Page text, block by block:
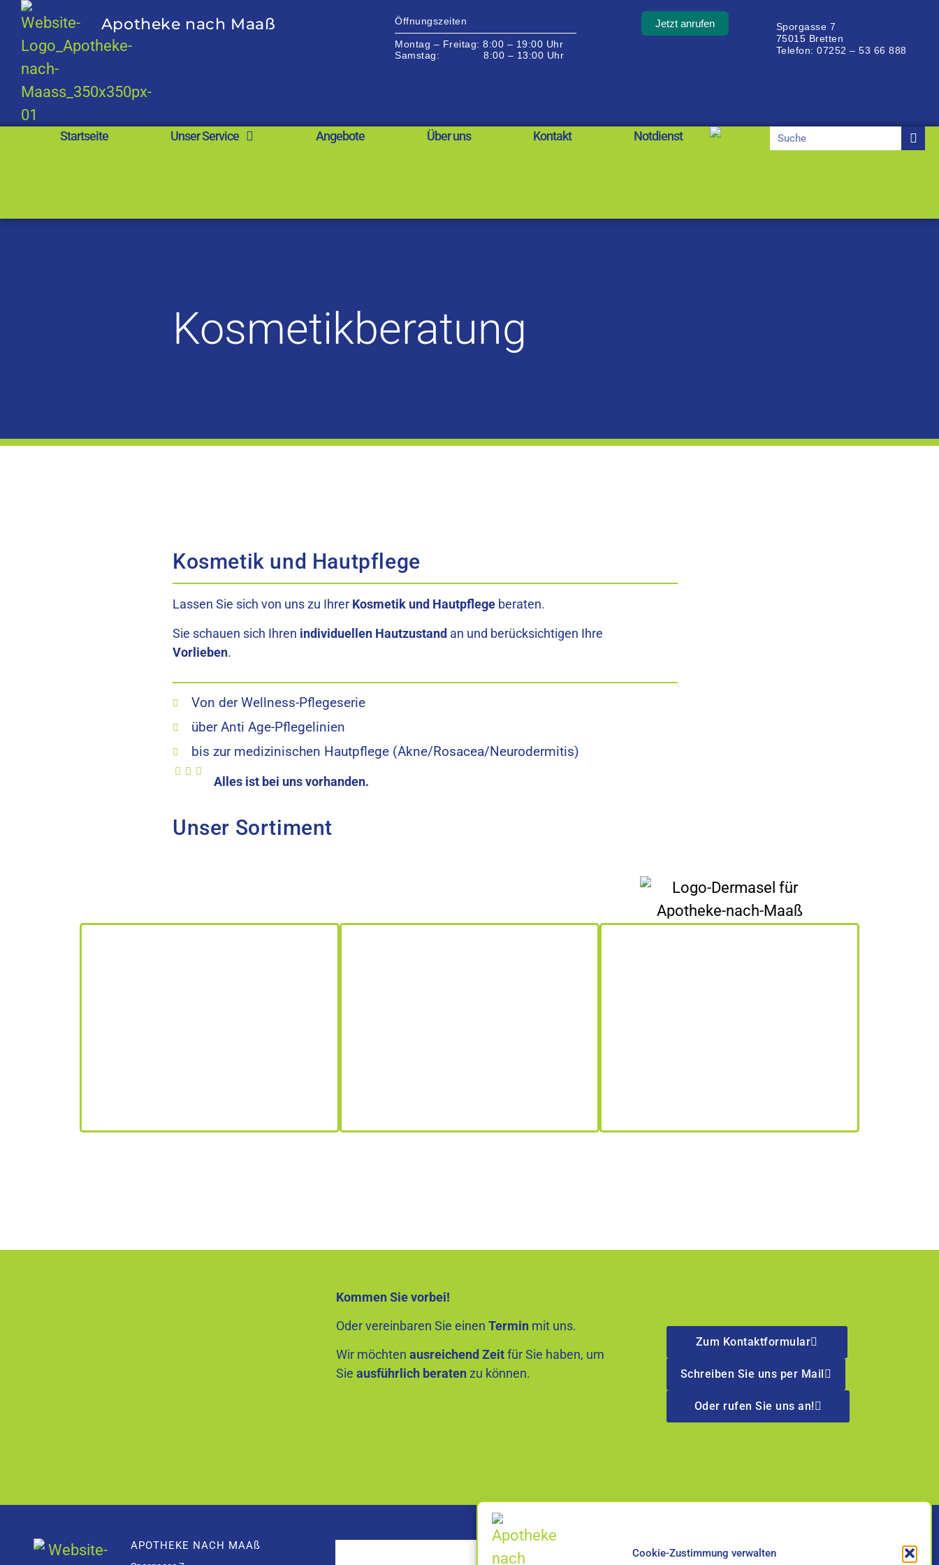
Cookie-Zustimmung verwalten
Apotheke nach Maaß Öffnungszeiten
Montag – Freitag: 8:00 – 19:00 Uhr
Samstag: 8:00 – 13:00 Uhr
Jetzt anrufen
Sporgasse 7
75015 Bretten
Telefon: 07252 – 53 66 888
Startseite Unser Service Angebote Über uns Kontakt Notdienst
Kosmetikberatung
Kosmetik und Hautpflege
Lassen Sie sich von uns zu Ihrer Kosmetik und Hautpflege beraten.
Sie schauen sich Ihren individuellen Hautzustand an und berücksichtigen Ihre
Vorlieben.
Von der Wellness-Pflegeserie
über Anti Age-Pflegelinien
bis zur medizinischen Hautpflege (Akne/Rosacea/Neurodermitis)
Alles ist bei uns vorhanden.
Unser Sortiment
Kommen Sie vorbei!
Oder vereinbaren Sie einen Termin mit uns.
Wir möchten ausreichend Zeitfür Sie haben, um
Sie ausführlich beraten zu können.
Zum Kontaktformular
Schreiben Sie uns per Mail
Oder rufen Sie uns an!
APOTHEKE NACH MAAß
Besuchen Sie uns auch auf
Holen Sie sich die kostenlose